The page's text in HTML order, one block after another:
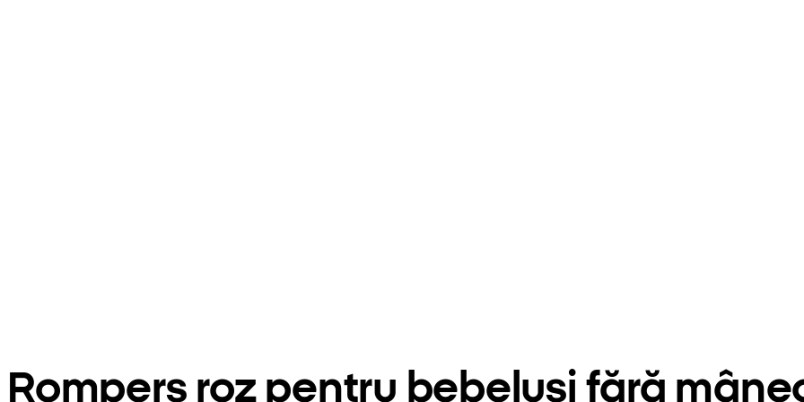
Rompers roz pentru bebeluși fără